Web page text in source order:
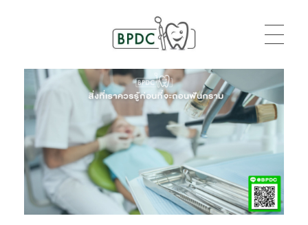
BPDC
แค่เว็บเวิร์ดเพรสเว็บหนึ่ง